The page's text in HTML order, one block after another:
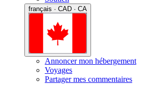
français · CAD · CA
Annoncer mon hébergement
Voyages
Partager mes commentaires